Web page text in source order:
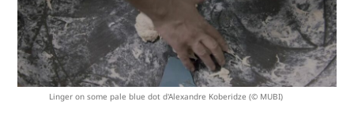
Linger on some pale blue dot d'Alexandre Koberidze (© MUBI)